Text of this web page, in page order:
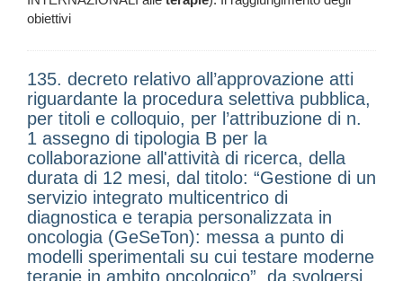
obiettivi
135. decreto relativo all’approvazione atti
riguardante la procedura selettiva pubblica,
per titoli e colloquio, per l’attribuzione di n.
1 assegno di tipologia B per la
collaborazione all'attività di ricerca, della
durata di 12 mesi, dal titolo: “Gestione di un
servizio integrato multicentrico di
diagnostica e terapia personalizzata in
oncologia (GeSeTon): messa a punto di
modelli sperimentali su cui testare moderne
terapie in ambito oncologico”, da svolgersi